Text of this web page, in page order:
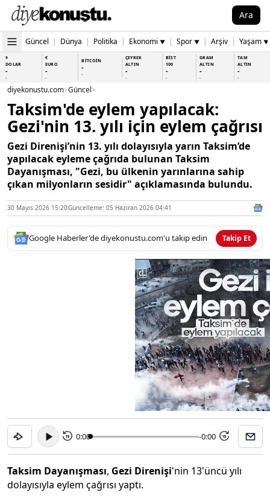
Ara
Güncel | Dünya | Politika | Ekonomi ▼ | Spor ▼ | Arşiv | Yaşam ▼
$
DOLAR
-
-
€
EURO
-
-
BİTCOİN
-
-
ÇEYREK
ALTIN
-
-
BİST
100
-
-
GRAM
ALTIN
-
-
TAM
ALTIN
-
-
diyekonustu.com>Güncel>
Taksim'de eylem yapılacak:
Gezi'nin 13. yılı için eylem çağrısı
Gezi Direnişi’nin 13. yılı dolayısıyla yarın Taksim’de
yapılacak eyleme çağrıda bulunan Taksim
Dayanışması, "Gezi, bu ülkenin yarınlarına sahip
çıkan milyonların sesidir" açıklamasında bulundu.
30 Mayıs 2026 15:20Güncelleme: 05 Haziran 2026 04:41
Google Haberler'de diyekonustu.com'u takip edin Takip Et
15 0:00 -0:00 15
Taksim Dayanışması, Gezi Direnişi'nin 13'üncü yılı
dolayısıyla eylem çağrısı yaptı.